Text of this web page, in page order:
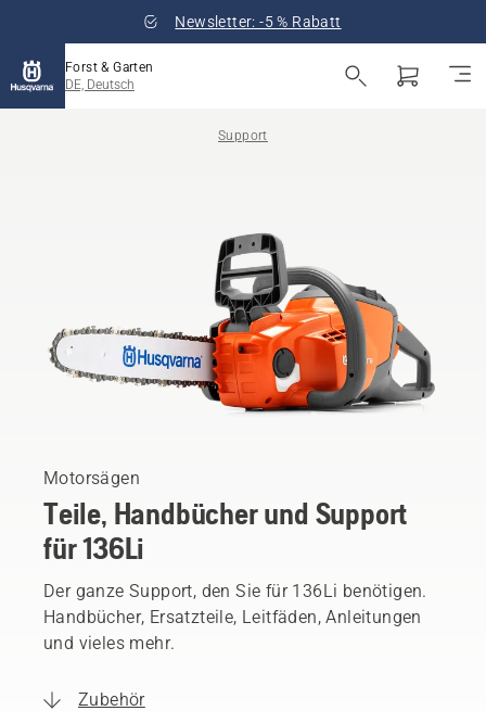
Newsletter: -5 % Rabatt
Forst & Garten
DE, Deutsch
Support
Motorsägen
Teile, Handbücher und Support
für 136Li
Der ganze Support, den Sie für 136Li benötigen.
Handbücher, Ersatzteile, Leitfäden, Anleitungen
und vieles mehr.
Zubehör